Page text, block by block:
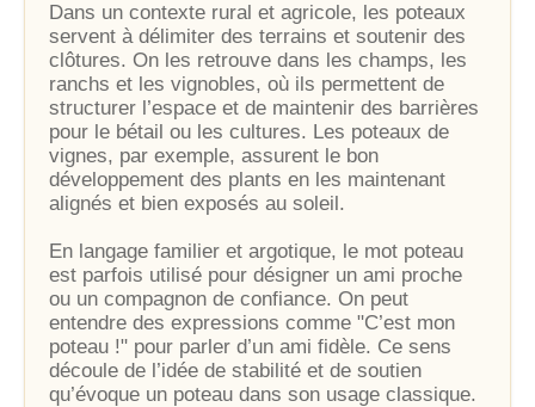
Dans un contexte rural et agricole, les poteaux
servent à délimiter des terrains et soutenir des
clôtures. On les retrouve dans les champs, les
ranchs et les vignobles, où ils permettent de
structurer l’espace et de maintenir des barrières
pour le bétail ou les cultures. Les poteaux de
vignes, par exemple, assurent le bon
développement des plants en les maintenant
alignés et bien exposés au soleil.
En langage familier et argotique, le mot poteau
est parfois utilisé pour désigner un ami proche
ou un compagnon de confiance. On peut
entendre des expressions comme "C’est mon
poteau !" pour parler d’un ami fidèle. Ce sens
découle de l’idée de stabilité et de soutien
qu’évoque un poteau dans son usage classique.